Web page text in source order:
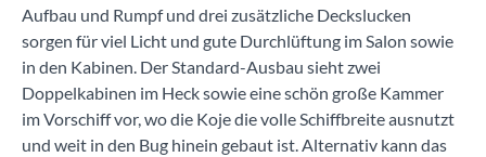
Aufbau und Rumpf und drei zusätzliche Deckslucken
sorgen für viel Licht und gute Durchlüftung im Salon sowie
in den Kabinen. Der Standard-Ausbau sieht zwei
Doppelkabinen im Heck sowie eine schön große Kammer
im Vorschiff vor, wo die Koje die volle Schiffbreite ausnutzt
und weit in den Bug hinein gebaut ist. Alternativ kann das